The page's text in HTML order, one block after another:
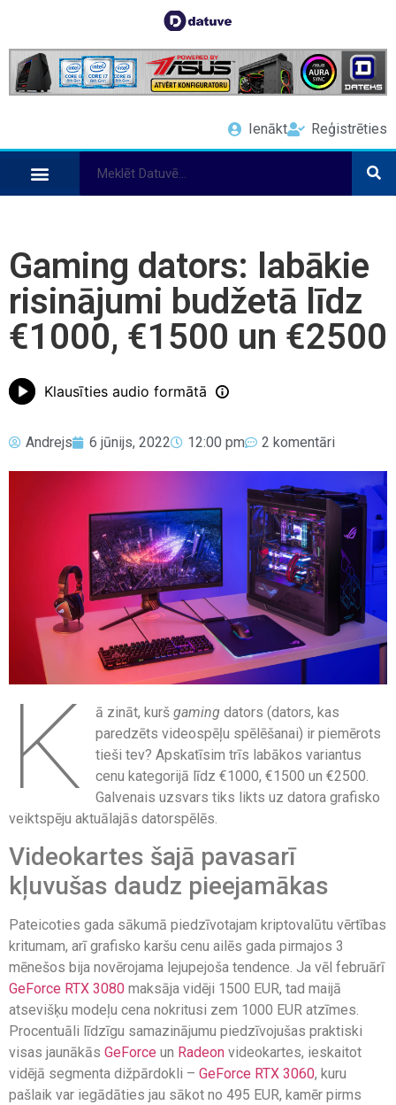
Ienākt Reģistrēties
Gaming dators: labākie
risinājumi budžetā līdz
€1000, €1500 un €2500
Klausīties audio formātā
Andrejs 6 jūnijs, 2022 12:00 pm 2 komentāri
K ā zināt, kuršgamingdators (dators, kas
paredzēts videospēļu spēlēšanai) ir piemērots
tieši tev? Apskatīsim trīs labākos variantus
cenu kategorijā līdz €1000, €1500 un €2500.
Galvenais uzsvars tiks likts uz datora grafisko
veiktspēju aktuālajās datorspēlēs.
Videokartes šajā pavasarī
kļuvušas daudz pieejamākas
Pateicoties gada sākumā piedzīvotajam kriptovalūtu vērtības
kritumam, arī grafisko karšu cenu ailēs gada pirmajos 3
mēnešos bija novērojama lejupejoša tendence. Ja vēl februārī
GeForce RTX 3080 maksāja vidēji 1500 EUR, tad maijā
atsevišķu modeļu cena nokritusi zem 1000 EUR atzīmes.
Procentuāli līdzīgu samazinājumu piedzīvojušas praktiski
visas jaunākās GeForce un Radeon videokartes, ieskaitot
vidējā segmenta dižpārdokli – GeForce RTX 3060, kuru
pašlaik var iegādāties jau sākot no 495 EUR, kamēr pirms